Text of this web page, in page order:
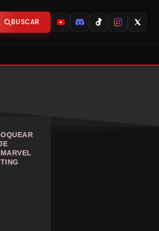
BUSCAR